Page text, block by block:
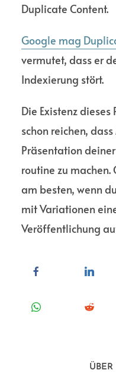
Duplicate Content.
Google mag
vermutet, dass er
Indexierung stört.
Die Existenz
schon reichen,
Präsen­tation
routine zu
am besten, wenn
mit Variationen
Veröffent­lichung